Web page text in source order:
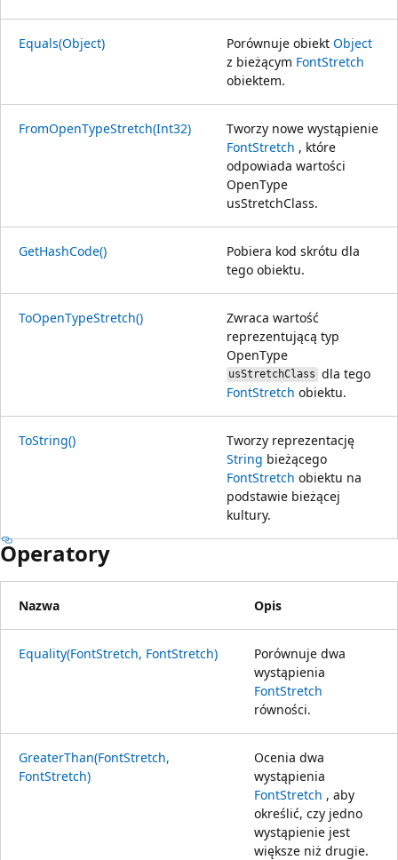
Equals(Object) Porównuje obiekt Object
z bieżącym FontStretch
obiektem.
FromOpenTypeStretch(Int32)
Tworzy nowe wystąpienie
FontStretch , które
odpowiada wartości
OpenType
usStretchClass.
GetHashCode()
Pobiera kod skrótu dla
tego obiektu.
ToOpenTypeStretch()
Zwraca wartość
reprezentującą typ
OpenType
usStretchClass dla tego
FontStretch obiektu.
ToString()
Tworzy reprezentację
String bieżącego
FontStretch obiektu na
podstawie bieżącej
kultury.
Operatory
Nazwa Opis
Equality(FontStretch, FontStretch)
Porównuje dwa
wystąpienia
FontStretch
równości.
GreaterThan(FontStretch,
FontStretch)
Ocenia dwa
wystąpienia
FontStretch , aby
określić, czy jedno
wystąpienie jest
większe niż drugie.